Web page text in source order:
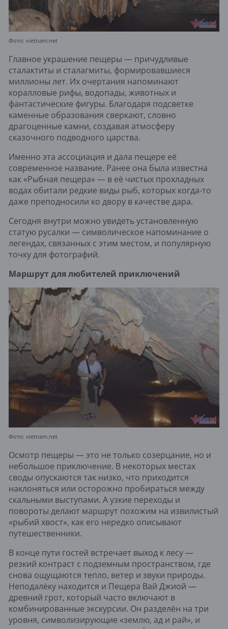
Фото: vietnam.net
Главное украшение пещеры — причудливые
сталактиты и сталагмиты, формировавшиеся
миллионы лет. Их очертания напоминают
коралловые рифы, водопады, животных и
фантастические фигуры. Благодаря подсветке
каменные образования сверкают, словно
драгоценные камни, создавая атмосферу
сказочного подводного царства.
Именно эта ассоциация и дала пещере её
современное название. Ранее она была известна
как «Рыбная пещера» — в её чистых прохладных
водах обитали редкие виды рыб, которых когда-то
даже преподносили ко двору в качестве дара.
Сегодня внутри можно увидеть установленную
статую русалки — символическое напоминание о
легендах, связанных с этим местом, и популярную
точку для фотографий.
Маршрут для любителей приключений
Фото: vietnam.net
Осмотр пещеры — это не только созерцание, но и
небольшое приключение. В некоторых местах
своды опускаются так низко, что приходится
наклоняться или осторожно пробираться между
скальными выступами. А узкие переходы и
повороты делают маршрут похожим на извилистый
«рыбий хвост», как его нередко описывают
путешественники.
В конце пути гостей встречает выход к лесу —
резкий контраст с подземным пространством, где
снова ощущаются тепло, ветер и звуки природы.
Неподалёку находится и Пещера Вай Джиой —
древний грот, который часто включают в
комбинированные экскурсии. Он разделён на три
уровня, символизирующие «землю, ад и рай», и